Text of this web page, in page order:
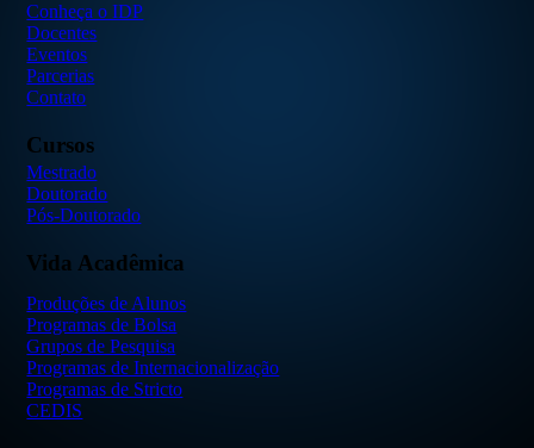
Conheça o IDP
Docentes
Eventos
Parcerias
Contato
Cursos
Mestrado
Doutorado
Pós-Doutorado
Vida Acadêmica
Produções de Alunos
Programas de Bolsa
Grupos de Pesquisa
Programas de Internacionalização
Programas de Stricto
CEDIS